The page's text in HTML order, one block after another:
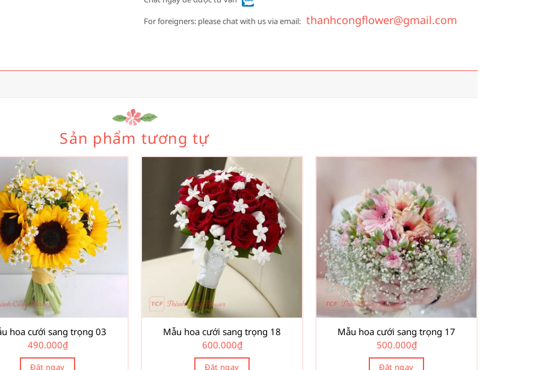
For foreigners: please chat with us via email: thanhcongflower@gmail.com
Sản phẩm tương tự
hoa cưới sang trọng 03
490.000₫
Đặt ngay
Mẫu hoa cưới sang trọng 18
600.000₫
Đặt ngay
Mẫu hoa cưới sang trọng 17
500.000₫
Đặt ngay